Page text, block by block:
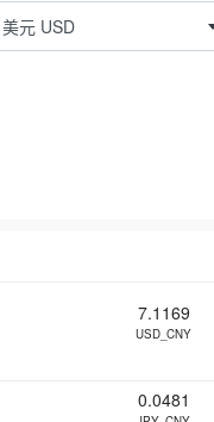
美元 USD
7.1169
USD_CNY
0.0481